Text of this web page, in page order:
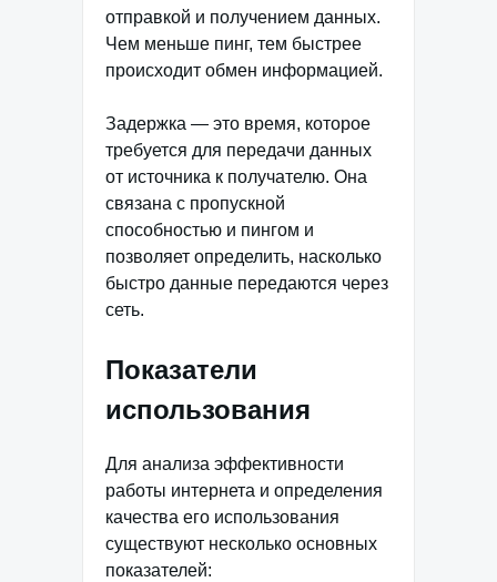
отправкой и получением данных.
Чем меньше пинг, тем быстрее
происходит обмен информацией.
Задержка — это время, которое
требуется для передачи данных
от источника к получателю. Она
связана с пропускной
способностью и пингом и
позволяет определить, насколько
быстро данные передаются через
сеть.
Показатели
использования
Для анализа эффективности
работы интернета и определения
качества его использования
существуют несколько основных
показателей: